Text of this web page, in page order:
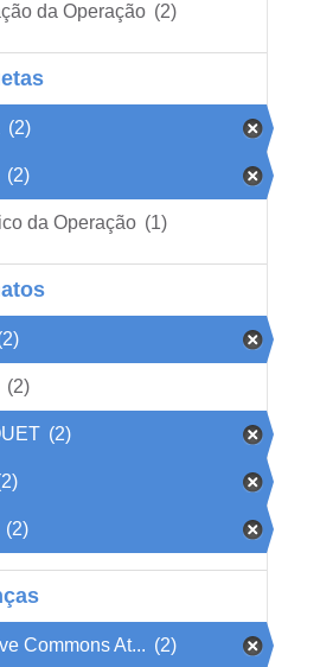
da Operação (2)
(2)
(2)
da Operação (1)
(2)
(2)
(2)
Commons At... (2)